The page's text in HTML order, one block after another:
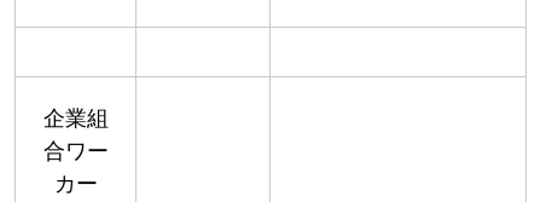
企業組
合ワー
カー